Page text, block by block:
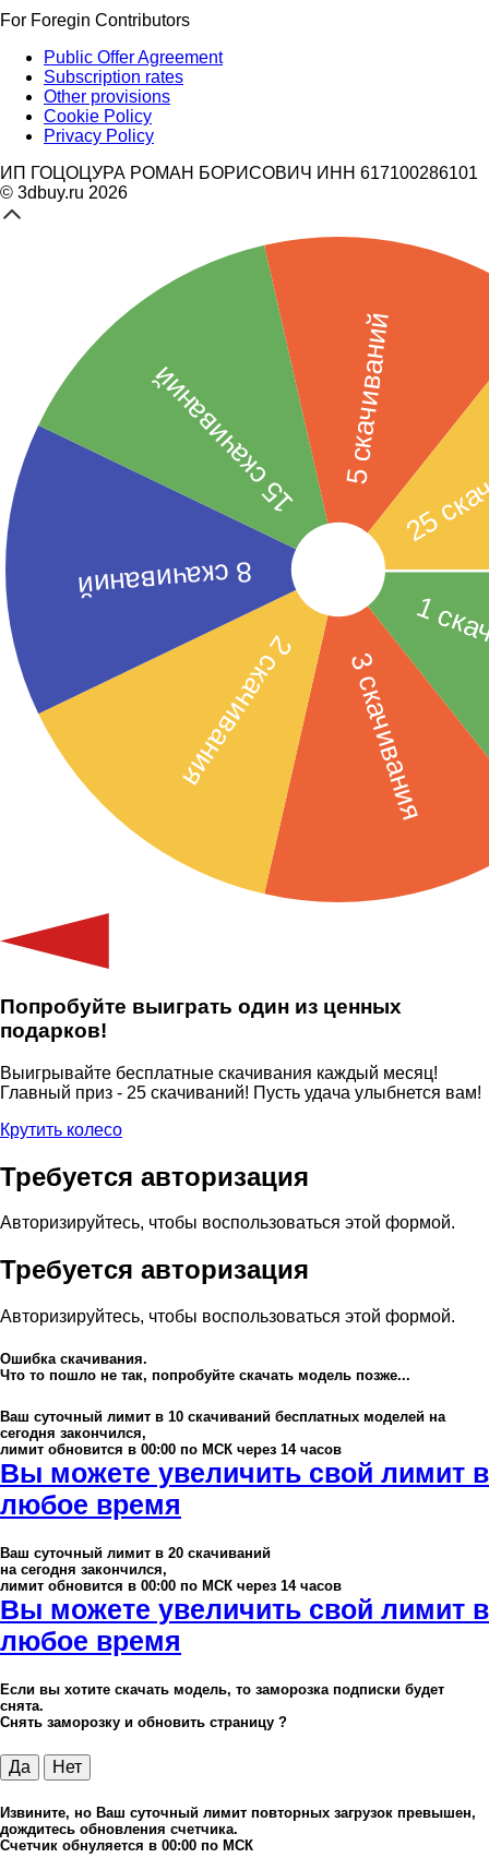
For Foregin Contributors
Public Offer Agreement
Subscription rates
Other provisions
Cookie Policy
Privacy Policy
ИП ГОЦОЦУРА РОМАН БОРИСОВИЧ ИНН 617100286101
© 3dbuy.ru 2026
Попробуйте выиграть один из ценных
подарков!
Выигрывайте бесплатные скачивания каждый месяц!
Главный приз - 25 скачиваний! Пусть удача улыбнется вам!
Крутить колесо
Требуется авторизация
Авторизируйтесь, чтобы воспользоваться этой формой.
Требуется авторизация
Авторизируйтесь, чтобы воспользоваться этой формой.
Ошибка скачивания.
Что то пошло не так, попробуйте скачать модель позже...
Ваш суточный лимит в 10 скачиваний бесплатных моделей на
сегодня закончился,
лимит обновится в 00:00 по МСК через 14 часов
Вы можете увеличить свой лимит в
любое время
Ваш суточный лимит в 20 скачиваний
на сегодня закончился,
лимит обновится в 00:00 по МСК через 14 часов
Вы можете увеличить свой лимит в
любое время
Если вы хотите скачать модель, то заморозка подписки будет
снята.
Снять заморозку и обновить страницу ?
Да Нет
Извините, но Ваш суточный лимит повторных загрузок превышен,
дождитесь обновления счетчика.
Счетчик обнуляется в 00:00 по МСК